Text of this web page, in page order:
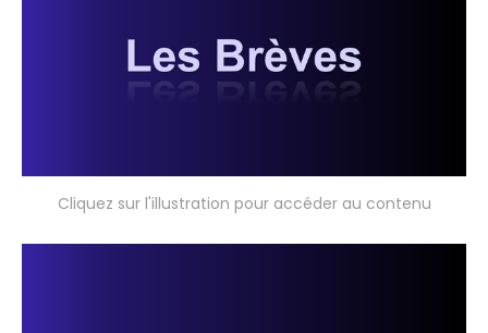
Cliquez sur l'illustration pour accéder au contenu